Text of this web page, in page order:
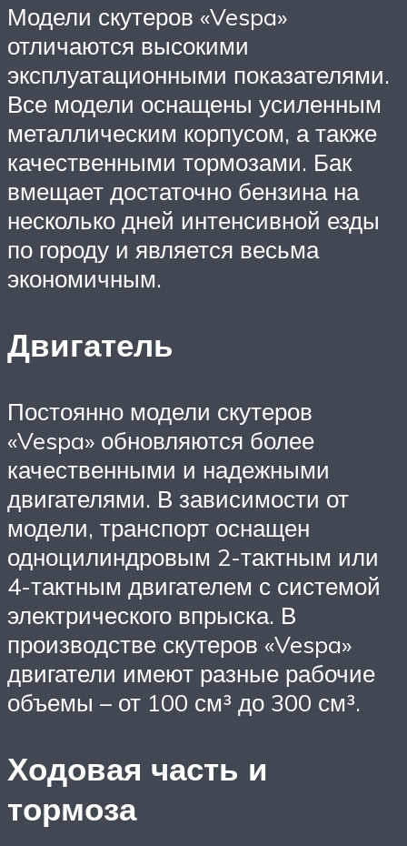
Модели скутеров «Vespa»
отличаются высокими
эксплуатационными показателями.
Все модели оснащены усиленным
металлическим корпусом, а также
качественными тормозами. Бак
вмещает достаточно бензина на
несколько дней интенсивной езды
по городу и является весьма
экономичным.
Двигатель
Постоянно модели скутеров
«Vespa» обновляются более
качественными и надежными
двигателями. В зависимости от
модели, транспорт оснащен
одноцилиндровым 2-тактным или
4-тактным двигателем с системой
электрического впрыска. В
производстве скутеров «Vespa»
двигатели имеют разные рабочие
объемы – от 100 см³ до 300 см³.
Ходовая часть и
тормоза